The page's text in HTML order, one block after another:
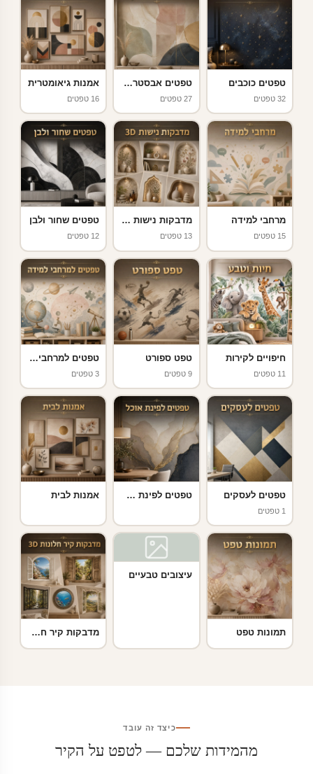
טפטים כוכבים
32 טפטים
טפטים אבסטרקט
27 טפטים
אמנות גיאומטרית
16 טפטים
מרחבי למידה
15 טפטים
מדבקות נישות 3D
13 טפטים
טפטים שחור ולבן
12 טפטים
חיפויים לקירות
11 טפטים
טפט ספורט
9 טפטים
טפטים למרחבי למידה
3 טפטים
טפטים לעסקים
1 טפטים
טפטים לפינת אוכל אמנות לבית
תמונות טפט
עיצובים טבעיים
מדבקות קיר חלונות 3D
כיצד זה עובד
מהמידות שלכם — לטפט על הקיר